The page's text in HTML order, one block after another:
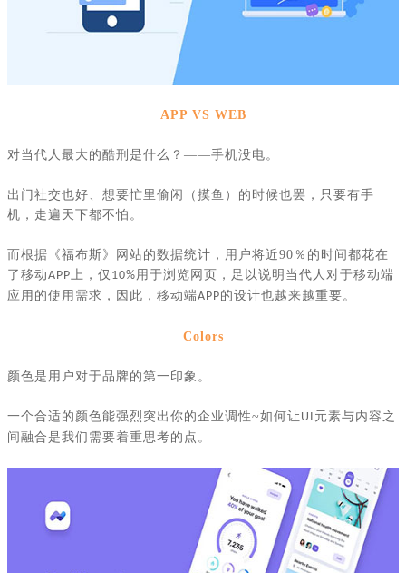
APP VS WEB
对当代人最大的酷刑是什么？ ——手机没电。
出门社交也好、想要忙里偷闲（摸鱼）的时候也罢，只要有手
机，走遍天下都不怕。
而根据《福布斯》网站的数据统计，用户将近90 ％的时间都花在
了移动APP 上，仅 10% 用于浏览网页，足以说明当代人对于移动端
应用的使用需求，因此，移动端APP的设计也越来越重要。
Colors
颜色是用户对于品牌的第一印象。
一个合适的颜色能强烈突出你的企业调性~如何让 UI 元素与内容之
间融合是我们需要着重思考的点。